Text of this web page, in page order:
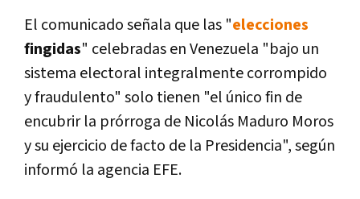
El comunicado señala que las "elecciones
fingidas" celebradas en Venezuela "bajo un
sistema electoral integralmente corrompido
y fraudulento" solo tienen "el único fin de
encubrir la prórroga de Nicolás Maduro Moros
y su ejercicio de facto de la Presidencia", según
informó la agencia EFE.